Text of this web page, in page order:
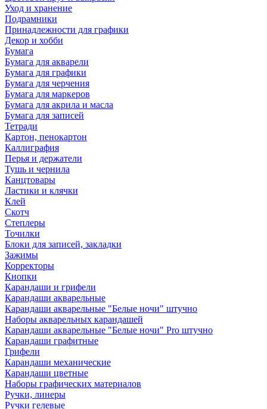
Уход и хранение
Подрамники
Принадлежности для графики
Декор и хобби
Бумага
Бумага для акварели
Бумага для графики
Бумага для черчения
Бумага для маркеров
Бумага для акрила и масла
Бумага для записей
Тетради
Картон, пенокартон
Каллиграфия
Перья и держатели
Тушь и чернила
Канцтовары
Ластики и клячки
Клей
Скотч
Степлеры
Точилки
Блоки для записей, закладки
Зажимы
Корректоры
Кнопки
Карандаши и грифели
Карандаши акварельные
Карандаши акварельные "Белые ночи" штучно
Наборы акварельных карандашей
Карандаши акварельные "Белые ночи" Pro штучно
Карандаши графитные
Грифели
Карандаши механические
Карандаши цветные
Наборы графических материалов
Ручки, линеры
Ручки гелевые